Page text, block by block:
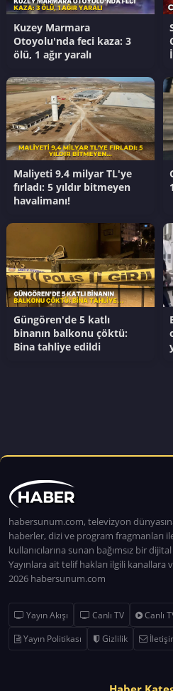
Kuzey Marmara
Otoyolu'nda feci kaza: 3
ölü, 1 ağır yaralı
Maliyeti 9,4 milyar TL'ye
fırladı: 5 yıldır bitmeyen
havalimanı!
Güngören'de 5 katlı
binanın balkonu çöktü:
Bina tahliye edildi
habersunum.com, televizyon
haberler, dizi ve program fragmanları
kullanıcılarına sunan bağımsız bir
Yayınlara ait telif hakları ilgili kanallara
2026 habersunum.com
Yayın Akışı Canlı TV Canlı
Yayın Politikası
Gizlilik